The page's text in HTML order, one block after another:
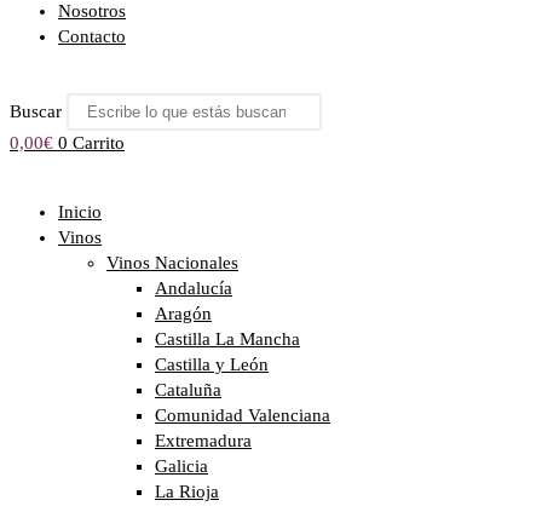
Nosotros
Contacto
Buscar
0,00€ 0 Carrito
Inicio
Vinos
Vinos Nacionales
Andalucía
Aragón
Castilla La Mancha
Castilla y León
Cataluña
Comunidad Valenciana
Extremadura
Galicia
La Rioja